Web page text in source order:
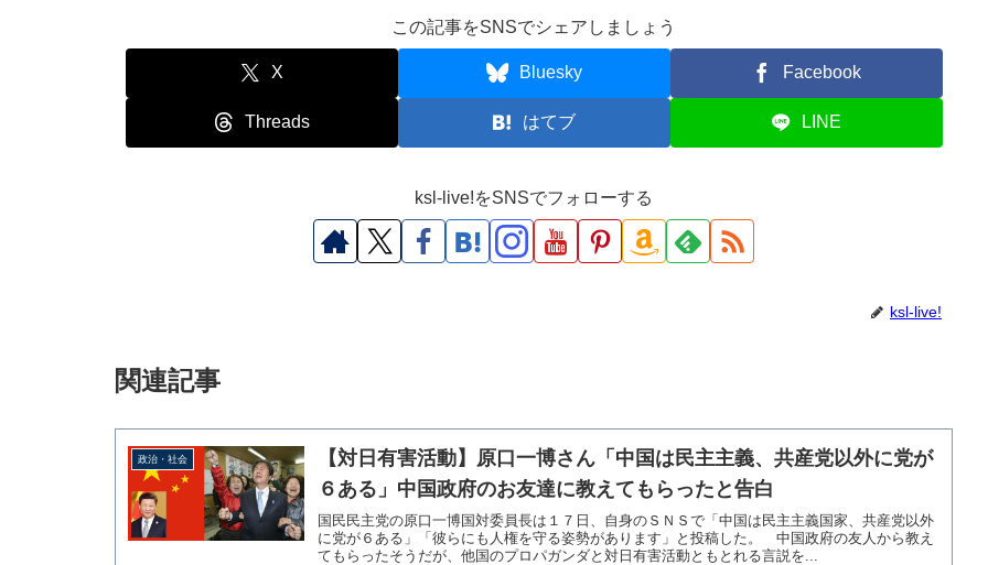
この記事をSNSでシェアしましょう
X Bluesky Facebook
Threads はてブ LINE
ksl-live!をSNSでフォローする
ksl-live!
関連記事
政治・社会
【対日有害活動】原口一博さん「中国は民主主義、共産党以外に党が
６ある」中国政府のお友達に教えてもらったと告白
国民民主党の原口一博国対委員長は１７日、自身のＳＮＳで「中国は民主主義国家、共産党以外
に党が６ある」「彼らにも人権を守る姿勢があります」と投稿した。 中国政府の友人から教え
てもらったそうだが、他国のプロパガンダと対日有害活動ともとれる言説を...